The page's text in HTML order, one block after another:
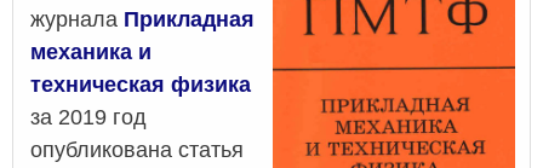
журнала Прикладная
механика и
техническая физика
за 2019 год
опубликована статья